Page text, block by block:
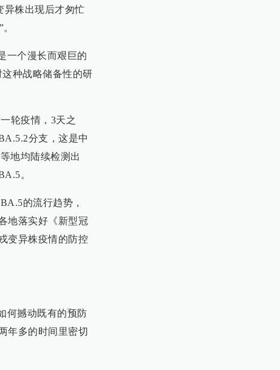
异株出现后才匆忙
一个漫长而艰巨的
种战略储备性的研
轮疫情，3天之
分支，这是中
地均陆续检测出
。
的流行趋势，
地落实好《新型冠
变异株疫情的防控
何撼动既有的预防
年多的时间里密切